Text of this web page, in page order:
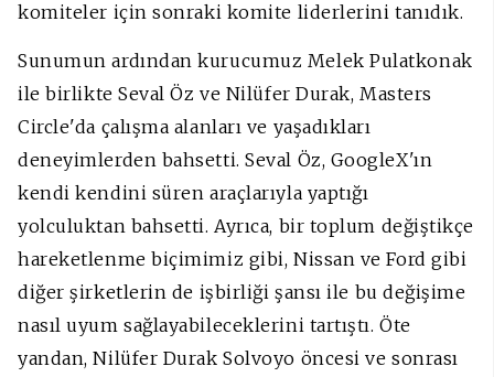
komiteler için sonraki komite liderlerini tanıdık.
Sunumun ardından kurucumuz Melek Pulatkonak
ile birlikte Seval Öz ve Nilüfer Durak, Masters
Circle'da çalışma alanları ve yaşadıkları
deneyimlerden bahsetti. Seval Öz, GoogleX'ın
kendi kendini süren araçlarıyla yaptığı
yolculuktan bahsetti. Ayrıca, bir toplum değiştikçe
hareketlenme biçimimiz gibi, Nissan ve Ford gibi
diğer şirketlerin de işbirliği şansı ile bu değişime
nasıl uyum sağlayabileceklerini tartıştı. Öte
yandan, Nilüfer Durak Solvoyo öncesi ve sonrası